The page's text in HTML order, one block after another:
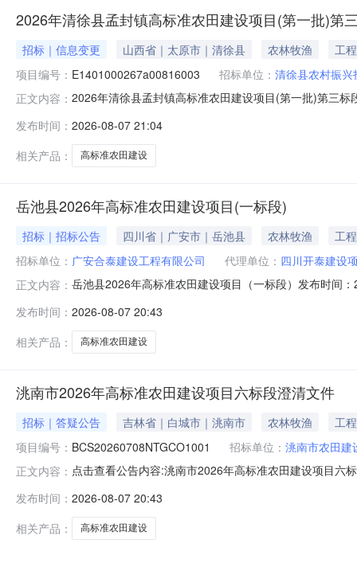
2026年清徐县孟封镇高标准农田建设项目(第一批)第
招标｜信息变更 山西省｜太原市｜清徐县 农林牧渔
工程
项目编号： E1401000267a00816003 招标单位： 清徐县农村振
正文内容： 2026年清徐县孟封镇高标准农田建设项目(第一批)第三
变更公告（招标编号：E1401000267a00816003）一、
发布时间： 2026-08-07 21:04
相关产品：
高标准农田建设
岳池县2026年高标准农田建设项目(一标段)
招标｜招标公告 四川省｜广安市｜岳池县 农林牧渔
工程
招标单位： 广安合泰建设工程有限公司 代理单位： 四川开泰建设
正文内容： 岳池县2026年高标准农田建设项目（一标段）发布时间
标准农田建设项目实施方案》的批复（广市农函〔2026
计划自
发布时间： 2026-08-07 20:43
相关产品：
高标准农田建设
洮南市2026年高标准农田建设项目六标段澄清文件
招标｜答疑公告 吉林省｜白城市｜洮南市 农林牧渔
工程
项目编号： BCS20260708NTGCO1001 招标单位： 洮南市农田建
正文内容： 点击查看公告内容:洮南市2026年高标准农田建设项目六
发布时间： 2026-08-07 20:43
相关产品：
高标准农田建设